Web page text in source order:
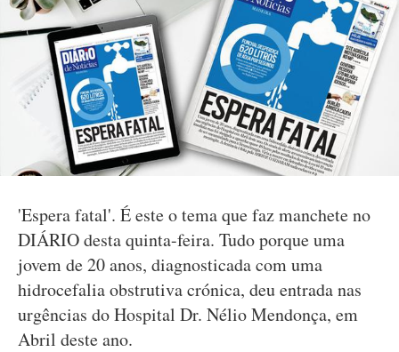
'Espera fatal'. É este o tema que faz manchete no
DIÁRIO desta quinta-feira. Tudo porque uma
jovem de 20 anos, diagnosticada com uma
hidrocefalia obstrutiva crónica, deu entrada nas
urgências do Hospital Dr. Nélio Mendonça, em
Abril deste ano.